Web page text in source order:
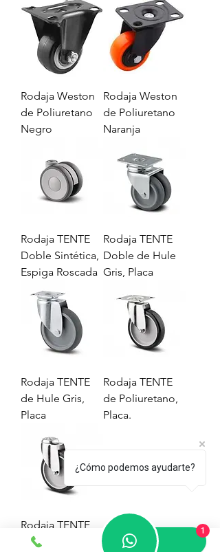
Rodaja Weston
de Poliuretano
Negro
Rodaja Weston
de Poliuretano
Naranja
Rodaja TENTE
Doble Sintética,
Espiga Roscada
Rodaja TENTE
Doble de Hule
Gris, Placa
Rodaja TENTE
de Hule Gris,
Placa
Rodaja TENTE
de Poliuretano,
Placa.
Rodaja TENTE
de Poliuretano,
¿Cómo podemos ayudarte?
1